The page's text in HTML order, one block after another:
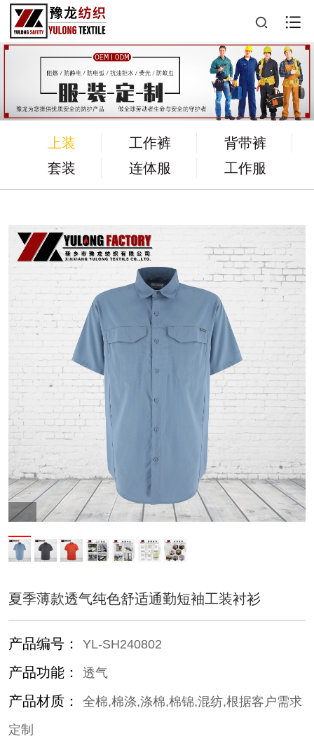
上装 工作裤
背带裤
套装
连体服 工作服
夏季薄款透气纯色舒适通勤短袖工装衬衫
产品编号： YL-SH240802
产品功能： 透气
产品材质：
全棉,棉涤,涤棉,棉锦,混纺,根据客户需求
定制